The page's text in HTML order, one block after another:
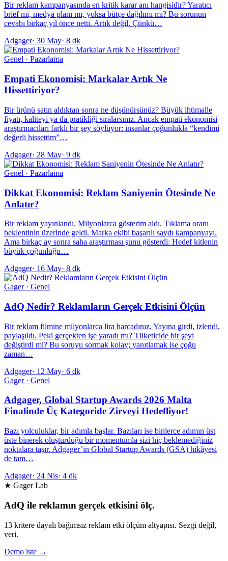
Bir reklam kampanyasında en kritik karar anı hangisidir? Yaratıcı
brief mi, medya planı mı, yoksa bütçe dağılımı mı? Bu sorunun
cevabı birkaç yıl önce netti. Artık değil. Çünkü…
Adgager· 30 May· 8 dk
Genel · Pazarlama
Empati Ekonomisi: Markalar Artık Ne
Hissettiriyor?
Bir ürünü satın aldıktan sonra ne düşünürsünüz? Büyük ihtimalle
fiyatı, kaliteyi ya da pratikliği sıralarsınız. Ancak empati ekonomisi
araştırmacıları farklı bir şey söylüyor: insanlar çoğunlukla “kendimi
değerli hissettim”…
Adgager· 28 May· 9 dk
Genel · Pazarlama
Dikkat Ekonomisi: Reklam Saniyenin Ötesinde Ne
Anlatır?
Bir reklam yayınlandı. Milyonlarca gösterim aldı. Tıklama oranı
beklentinin üzerinde geldi. Marka ekibi başarılı saydı kampanyayı.
Ama birkaç ay sonra saha araştırması şunu gösterdi: Hedef kitlenin
büyük çoğunluğu…
Adgager· 16 May· 8 dk
Gager · Genel
AdQ Nedir? Reklamların Gerçek Etkisini Ölçün
Bir reklam filmine milyonlarca lira harcadınız. Yayına girdi, izlendi,
paylaşıldı. Peki gerçekten işe yaradı mı? Tüketicide bir şeyi
değiştirdi mi? Bu soruyu sormak kolay; yanıtlamak ise çoğu
zaman…
Adgager· 12 May· 6 dk
Gager · Genel
Adgager, Global Startup Awards 2026 Malta
Finalinde Üç Kategoride Zirveyi Hedefliyor!
Bazı yolculuklar, bir adımla başlar. Bazıları ise binlerce adımın üst
üste binerek oluşturduğu bir momentumla sizi hiç beklemediğiniz
noktalara taşır. Adgager’in Global Startup Awards (GSA) hikâyesi
de tam…
Adgager· 24 Nis· 4 dk
★ Gager Lab
AdQ ile reklamın gerçek etkisini ölç.
13 kritere dayalı bağımsız reklam etki ölçüm altyapısı. Sezgi değil,
veri.
Demo iste →